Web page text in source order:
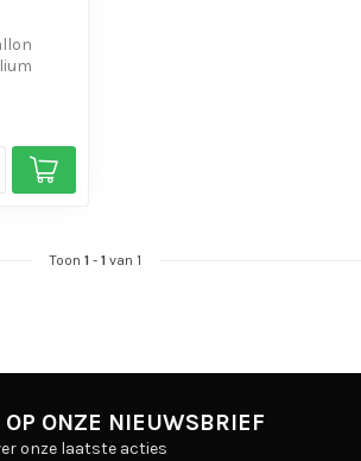
Toon 1- 1van 1
ONZE NIEUWSBRIEF
onze laatste acties